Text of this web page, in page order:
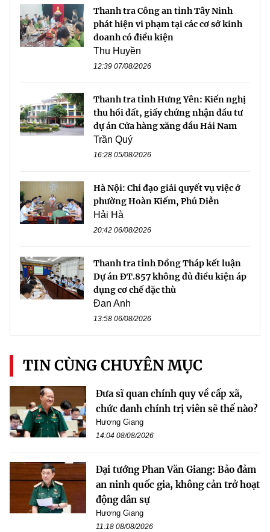
Thanh tra Công an tỉnh Tây Ninh
phát hiện vi phạm tại các cơ sở kinh
doanh có điều kiện
Thu Huyền
12:39 07/08/2026
Thanh tra tỉnh Hưng Yên: Kiến nghị
thu hồi đất, giấy chứng nhận đầu tư
dự án Cửa hàng xăng dầu Hải Nam
Trần Quý
16:28 05/08/2026
Hà Nội: Chỉ đạo giải quyết vụ việc ở
phường Hoàn Kiếm, Phú Diễn
Hải Hà
20:42 06/08/2026
Thanh tra tỉnh Đồng Tháp kết luận
Dự án ĐT.857 không đủ điều kiện áp
dụng cơ chế đặc thù
Đan Anh
13:58 06/08/2026
TIN CÙNG CHUYÊN MỤC
Đưa sĩ quan chính quy về cấp xã,
chức danh chính trị viên sẽ thế nào?
Hương Giang
14:04 08/08/2026
Đại tướng Phan Văn Giang: Bảo đảm
an ninh quốc gia, không cản trở hoạt
động dân sự
Hương Giang
11:18 08/08/2026